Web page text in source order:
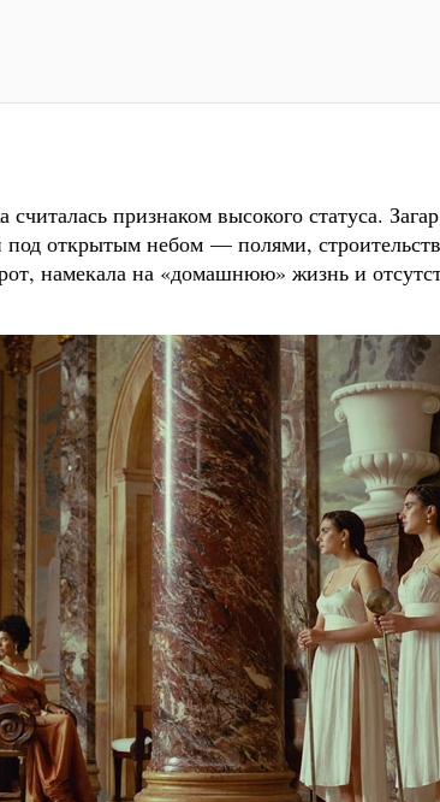
признаком высокого статуса.
под открытым небом — полями,
намекала на «домашнюю» жизнь и